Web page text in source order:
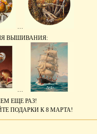
…
ВЫШИВАНИЯ:
…
ЕЩЕ РАЗ!
ПОДАРКИ К 8 МАРТА!